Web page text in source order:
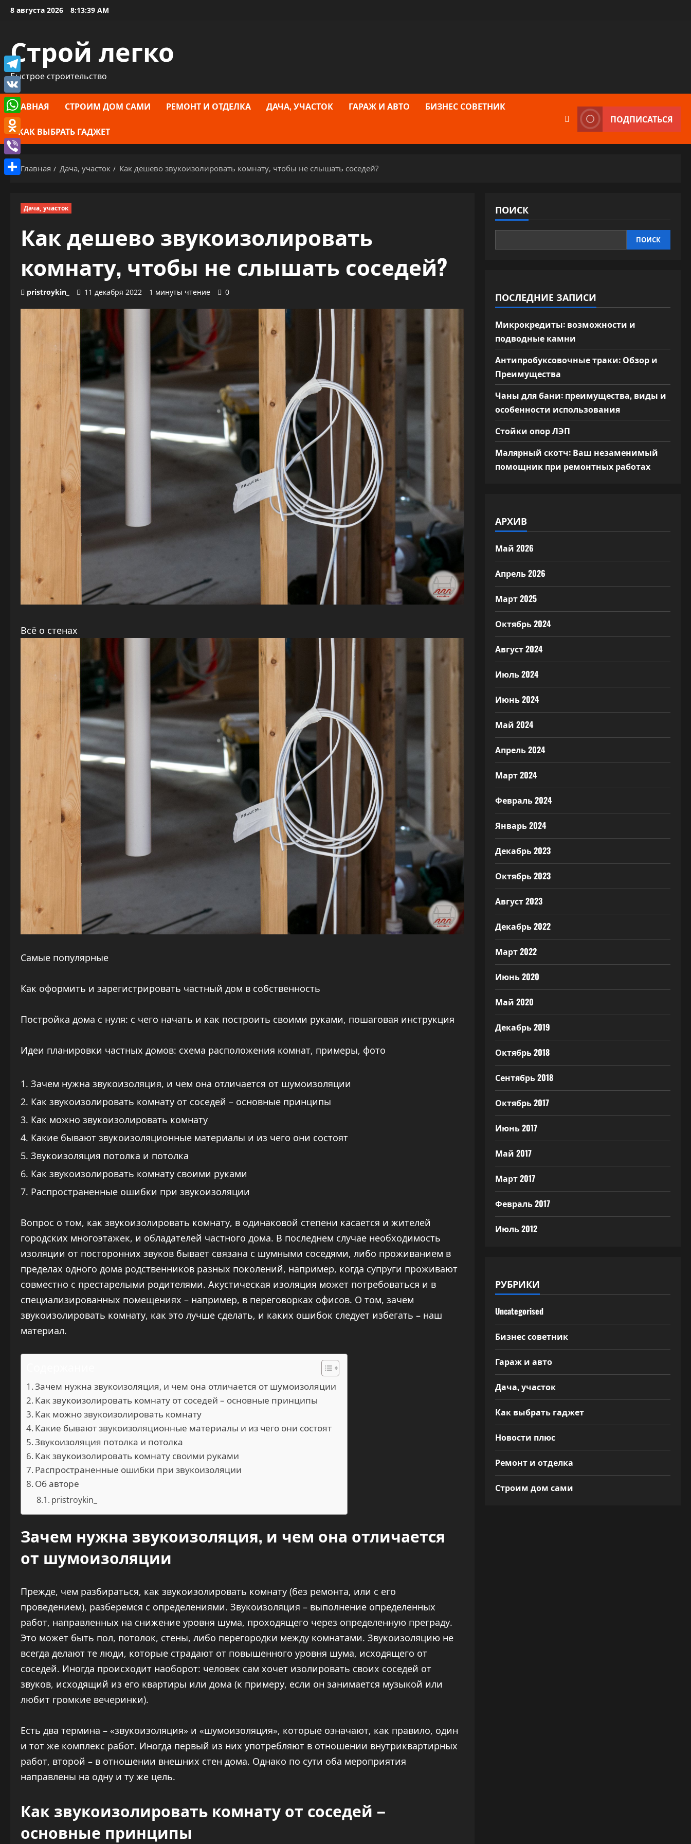
Перейти
8 августа 2026 8:13:41 AM
Строй легко
Быстрое строительство
ГЛАВНАЯ СТРОИМ ДОМ САМИ РЕМОНТ И ОТДЕЛКА ДАЧА, УЧАСТОК ГАРАЖ И АВТО БИЗНЕС СОВЕТНИК
КАК ВЫБРАТЬ ГАДЖЕТ
ПОДПИСАТЬСЯ
Главная Дача, участок Как дешево звукоизолировать комнату, чтобы не слышать соседей?
Дача, участок
Как дешево звукоизолировать
комнату, чтобы не слышать соседей?
pristroykin_ 11 декабря 2022 1 минуты чтение 0
Всё о стенах
Самые популярные
Как оформить и зарегистрировать частный дом в собственность
Постройка дома с нуля: с чего начать и как построить своими руками, пошаговая инструкция
Идеи планировки частных домов: схема расположения комнат, примеры, фото
Зачем нужна звукоизоляция, и чем она отличается от шумоизоляции
Как звукоизолировать комнату от соседей – основные принципы
Как можно звукоизолировать комнату
Какие бывают звукоизоляционные материалы и из чего они состоят
Звукоизоляция потолка и потолка
Как звукоизолировать комнату своими руками
Распространенные ошибки при звукоизоляции
Вопрос о том, как звукоизолировать комнату, в одинаковой степени касается и жителей
городских многоэтажек, и обладателей частного дома. В последнем случае необходимость
изоляции от посторонних звуков бывает связана с шумными соседями, либо проживанием в
пределах одного дома родственников разных поколений, например, когда супруги проживают
совместно с престарелыми родителями. Акустическая изоляция может потребоваться и в
специализированных помещениях – например, в переговорках офисов. О том, зачем
звукоизолировать комнату, как это лучше сделать, и каких ошибок следует избегать – наш
материал.
Зачем нужна звукоизоляция, и чем она отличается от шумоизоляции
Как звукоизолировать комнату от соседей – основные принципы
Как можно звукоизолировать комнату
Какие бывают звукоизоляционные материалы и из чего они состоят
Звукоизоляция потолка и потолка
Как звукоизолировать комнату своими руками
Распространенные ошибки при звукоизоляции
Об авторе
pristroykin_
Зачем нужна звукоизоляция, и чем она отличается
от шумоизоляции
Прежде, чем разбираться, как звукоизолировать комнату (без ремонта, или с его
проведением), разберемся с определениями. Звукоизоляция – выполнение определенных
работ, направленных на снижение уровня шума, проходящего через определенную преграду.
Это может быть пол, потолок, стены, либо перегородки между комнатами. Звукоизоляцию не
всегда делают те люди, которые страдают от повышенного уровня шума, исходящего от
соседей. Иногда происходит наоборот: человек сам хочет изолировать своих соседей от
звуков, исходящий из его квартиры или дома (к примеру, если он занимается музыкой или
любит громкие вечеринки).
Есть два термина – «звукоизоляция» и «шумоизоляция», которые означают, как правило, один
и тот же комплекс работ. Иногда первый из них употребляют в отношении внутриквартирных
работ, второй – в отношении внешних стен дома. Однако по сути оба мероприятия
направлены на одну и ту же цель.
Как звукоизолировать комнату от соседей –
основные принципы
ПОИСК
ПОИСК
ПОСЛЕДНИЕ ЗАПИСИ
Микрокредиты: возможности и
подводные камни
Антипробуксовочные траки: Обзор и
Преимущества
Чаны для бани: преимущества, виды и
особенности использования
Стойки опор ЛЭП
Малярный скотч: Ваш незаменимый
помощник при ремонтных работах
АРХИВ
Май 2026
Апрель 2026
Март 2025
Октябрь 2024
Август 2024
Июль 2024
Июнь 2024
Май 2024
Апрель 2024
Март 2024
Февраль 2024
Январь 2024
Декабрь 2023
Октябрь 2023
Август 2023
Декабрь 2022
Март 2022
Июнь 2020
Май 2020
Декабрь 2019
Октябрь 2018
Сентябрь 2018
Октябрь 2017
Июнь 2017
Май 2017
Март 2017
Февраль 2017
Июль 2012
РУБРИКИ
Uncategorised
Бизнес советник
Гараж и авто
Дача, участок
Как выбрать гаджет
Новости плюс
Ремонт и отделка
Строим дом сами
Telegram
VK
WhatsApp
Odnoklassniki
Viber